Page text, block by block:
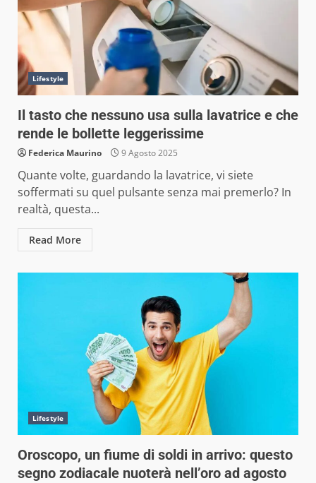
Lifestyle
Il tasto che nessuno usa sulla lavatrice e che
rende le bollette leggerissime
Federica Maurino 9 Agosto 2025
Quante volte, guardando la lavatrice, vi siete
soffermati su quel pulsante senza mai premerlo? In
realtà, questa...
Read More
Lifestyle
Oroscopo, un fiume di soldi in arrivo: questo
segno zodiacale nuoterà nell’oro ad agosto